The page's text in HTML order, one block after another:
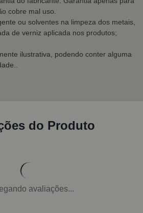
cobre mal uso.
ou solventes na limpeza dos metais,
de verniz aplicada nos produtos;
ilustrativa, podendo conter alguma
do Produto
avaliações...